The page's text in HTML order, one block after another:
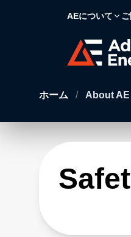
AEについて
ホーム / About AE